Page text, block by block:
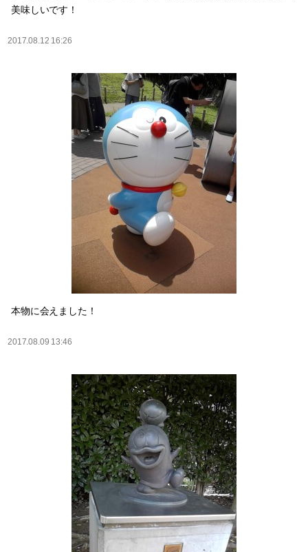
美味しいです！
2017.08.12 16:26
本物に会えました！
2017.08.09 13:46